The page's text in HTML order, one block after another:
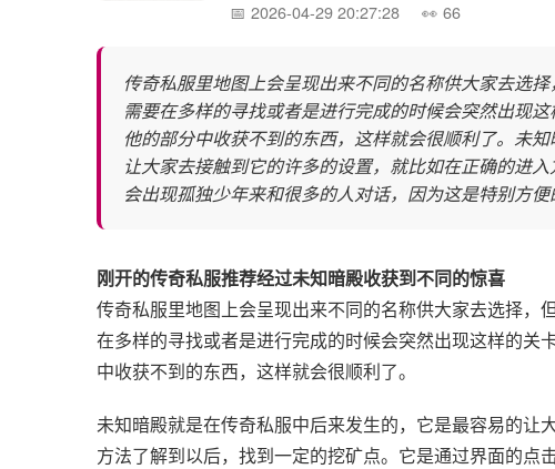
2026-04-29 20:27:28 66
传奇私服里地图上会呈现出来不同的名称供大家去选
需要在多样的寻找或者是进行完成的时候会突然出现
他的部分中收获不到的东西，这样就会很顺利了。未
让大家去接触到它的许多的设置，就比如在正确的进
会出现孤独少年来和很多的人对话，因为这是特别方
刚开的传奇私服推荐经过未知暗殿收获到不同的惊喜
传奇私服里地图上会呈现出来不同的名称供大家去选择，
在多样的寻找或者是进行完成的时候会突然出现这样的关
中收获不到的东西，这样就会很顺利了。
未知暗殿就是在传奇私服中后来发生的，它是最容易的让
方法了解到以后，找到一定的挖矿点。它是通过界面的